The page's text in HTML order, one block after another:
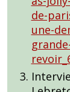
de-
une-